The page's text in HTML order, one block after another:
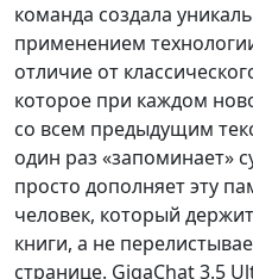
команда создала
применением
отличие от
которое при каждом
со всем предыдущим
один раз «запоминает»
просто дополняет эту
человек, который
книги, а не
странице. GigaChat 3.5